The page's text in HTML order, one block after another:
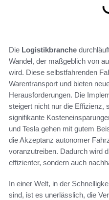
Die Logistikbranche
Wandel, der maßgeblich von
wird. Diese selbstfahrenden
Warentransport und bieten
Herausforderungen. Die
steigert nicht nur die Effizienz,
signifikante
und Tesla gehen mit gutem
die Akzeptanz autonomer
voranzutreiben. Dadurch wird
effizienter, sondern auch
In einer Welt, in der
sind, ist es unerlässlich, die